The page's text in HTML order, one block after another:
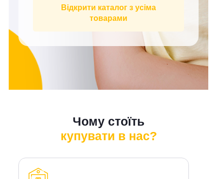
Відкрити каталог з усіма
товарами
Чому стоїть
купувати в нас?